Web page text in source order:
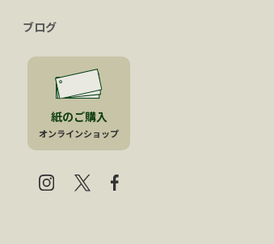
ブログ
紙のご購入
オンラインショップ